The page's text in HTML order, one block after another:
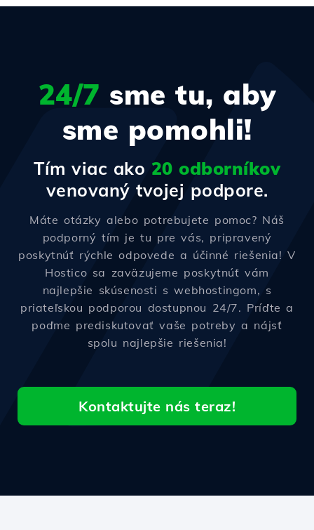
24/7 sme tu, aby
sme pomohli!
Tím viac ako 20 odborníkov
venovaný tvojej podpore.
Máte otázky alebo potrebujete pomoc? Náš
podporný tím je tu pre vás, pripravený
poskytnúť rýchle odpovede a účinné riešenia! V
Hostico sa zaväzujeme poskytnúť vám
najlepšie skúsenosti s webhostingom, s
priateľskou podporou dostupnou 24/7. Príďte a
poďme prediskutovať vaše potreby a nájsť
spolu najlepšie riešenia!
Kontaktujte nás teraz!